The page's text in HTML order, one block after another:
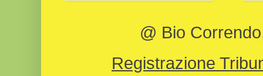
@ Bio
Registrazione